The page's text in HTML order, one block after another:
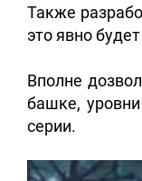
Также
это явно
Вполне
башке,
серии.